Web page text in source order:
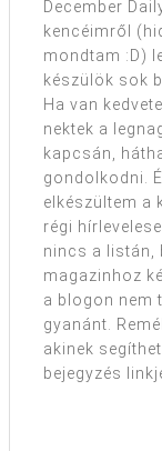
December
kencéimről
mondtam :D)
készülök sok
Ha van
nektek a
kapcsán,
gondolkodni.
elkészültem a
régi
nincs a listán,
magazinhoz
a blogon nem
gyanánt.
akinek
bejegyzés